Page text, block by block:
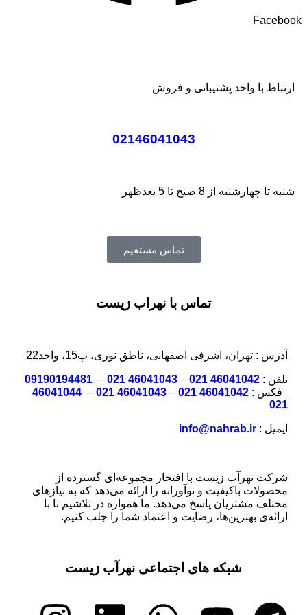
Facebook
ارتباط با واحد پشتیبانی و فروش
02146041043
شنبه تا چهارشنبه از 8 صبح تا 5 بعدظهر
تماس مستقیم
تماس با نهراب زیست
آدرس : تهران، اشرفی اصفهانی، ناطق نوری، پ15، واحد22
تلفن : 46041042 021
–
46041043 021
–
09190194481
فکس : 46041042 021
–
46041043 021
–
46041044
021
ایمیل : info@nahrab.ir
شرکت نهرآب زیست با افتخار مجموعه‌ای گسترده از
محصولات باکیفیت و نوآورانه را ارائه می‌دهد که به نیازهای
مختلف مشتریان پاسخ می‌دهد. ما همواره در تلاشیم تا با
ارائه‌ی بهترین‌ها، رضایت و اعتماد شما را جلب کنیم.
شبکه های اجتماعی نهرآب زیست